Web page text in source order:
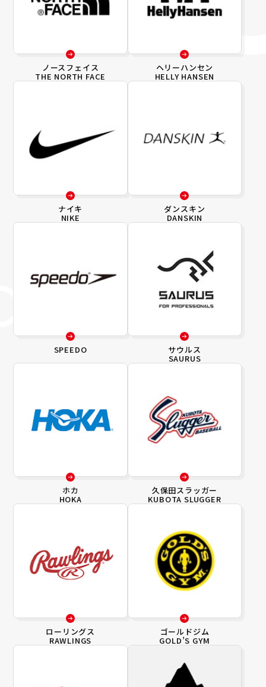
ノースフェイス
THE NORTH FACE
ヘリーハンセン
HELLY HANSEN
ナイキ
NIKE
ダンスキン
DANSKIN
SPEEDO サウルス
SAURUS
ホカ
HOKA
久保田スラッガー
KUBOTA SLUGGER
ローリングス
RAWLINGS
ゴールドジム
GOLD’S GYM